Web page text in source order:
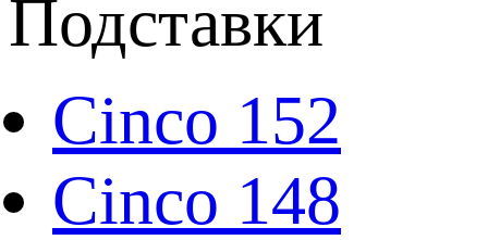
Подставки
Cinco 152
Cinco 148